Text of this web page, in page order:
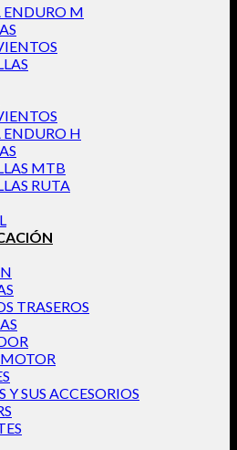
ENDURO M
ENDURO H
MTB
RUTA
TRASEROS
MOTOR
Y SUS ACCESORIOS